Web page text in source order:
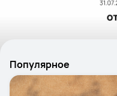
Популярное